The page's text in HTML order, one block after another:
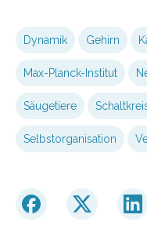
Dynamik Gehirn
Max-Planck-Institut
Säugetiere
Selbstorganisation